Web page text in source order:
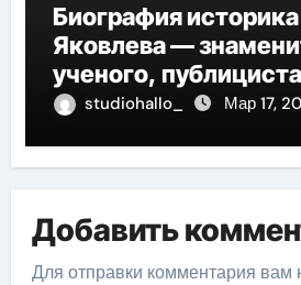
Биография историка
Яковлева —
ученого,
многочисленных
огромным вкладом в
исторической науки
studiohallo_ Мар 17,
Добавить
Для отправки комментария вам